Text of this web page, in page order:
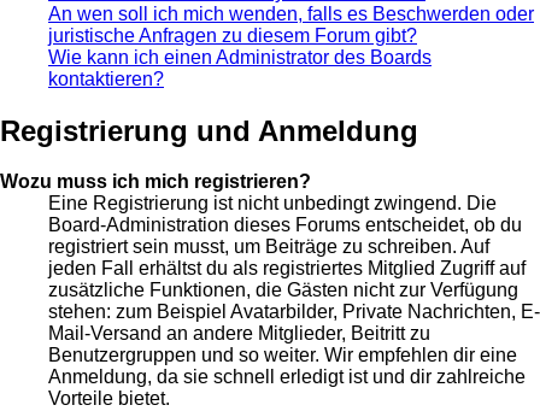
An wen soll ich mich wenden, falls es Beschwerden oder
juristische Anfragen zu diesem Forum gibt?
Wie kann ich einen Administrator des Boards
kontaktieren?
Registrierung und Anmeldung
Wozu muss ich mich registrieren?
Eine Registrierung ist nicht unbedingt zwingend. Die
Board-Administration dieses Forums entscheidet, ob du
registriert sein musst, um Beiträge zu schreiben. Auf
jeden Fall erhältst du als registriertes Mitglied Zugriff auf
zusätzliche Funktionen, die Gästen nicht zur Verfügung
stehen: zum Beispiel Avatarbilder, Private Nachrichten, E-
Mail-Versand an andere Mitglieder, Beitritt zu
Benutzergruppen und so weiter. Wir empfehlen dir eine
Anmeldung, da sie schnell erledigt ist und dir zahlreiche
Vorteile bietet.